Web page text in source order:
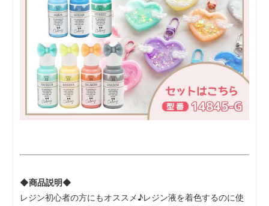
◆商品説明◆
レジン初心者の方にもオススメ♪レジン液を着色するのに使